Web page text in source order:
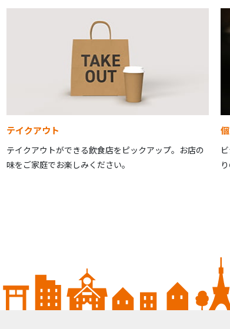
テイクアウト
テイクアウトができる飲食店をピックアップ。お店の
味をご家庭でお楽しみください。